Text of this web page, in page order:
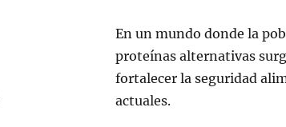
En un mundo donde la
proteínas alternativas
fortalecer la seguridad
actuales.